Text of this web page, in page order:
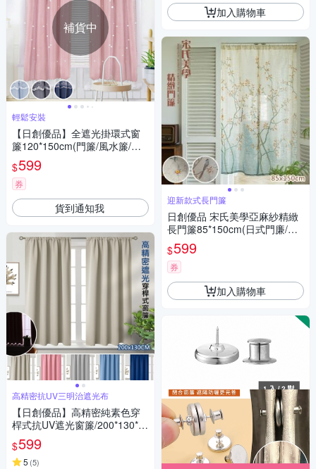
補貨中
輕鬆安裝
【日創優品】全遮光掛環式窗
簾120*150cm(門簾/風水簾/窗
簾/隔光窗簾)
$599
券
貨到通知我
高精密抗UV三明治遮光布
【日創優品】高精密純素色穿
桿式抗UV遮光窗簾/200*130*1
窗2片(可洗衣機洗/窗簾/拉簾/風
水簾/門簾) 售價599元
$599
5 (5)
加入購物車
迎新款式長門簾
日創優品 宋氏美學亞麻紗精緻
長門簾85*150cm(日式門廉/風
水簾/窗紗/咖啡簾/拉簾 /窗簾/短
門簾)
$599
券
加入購物車